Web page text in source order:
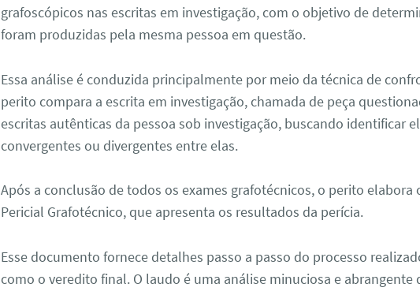
grafoscópicos nas escritas em investigação, com o objetivo de
foram produzidas pela mesma pessoa em questão.
Essa análise é conduzida principalmente por meio da técnica de
perito compara a escrita em investigação, chamada de peça
escritas autênticas da pessoa sob investigação, buscando identificar
convergentes ou divergentes entre elas.
Após a conclusão de todos os exames grafotécnicos, o perito elabora
Pericial Grafotécnico, que apresenta os resultados da perícia.
Esse documento fornece detalhes passo a passo do processo
como o veredito final. O laudo é uma análise minuciosa e abrangente